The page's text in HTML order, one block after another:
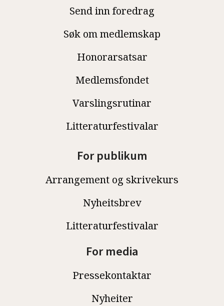
Send inn foredrag
Søk om medlemskap
Honorarsatsar
Medlemsfondet
Varslingsrutinar
Litteraturfestivalar
For publikum
Arrangement og skrivekurs
Nyheitsbrev
Litteraturfestivalar
For media
Pressekontaktar
Nyheiter